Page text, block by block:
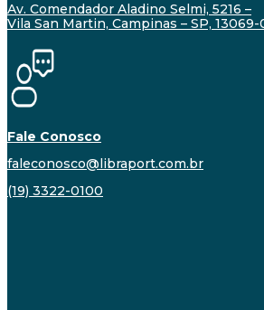
Av. Comendador Aladino Selmi, 5216 –
Vila San Martin, Campinas – SP, 13069-
Fale Conosco
faleconosco@libraport.com.br
(19) 3322-0100